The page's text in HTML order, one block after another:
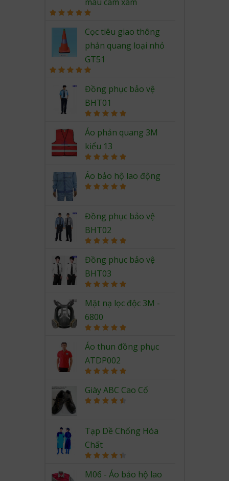
out of 5
Cọc tiêu giao thông
phản quang loại nhỏ
GT51
out of 5
Đồng phục bảo vệ
BHT01
out of 5
Áo phản quang 3M
kiểu 13
out of 5
Áo bảo hộ lao động
Đồng phục bảo vệ
BHT02
out of 5
Đồng phục bảo vệ
BHT03
out of 5
Mặt nạ lọc độc 3M -
6800
out of 5
Áo thun đồng phục
ATDP002
out of 5
Giày ABC Cao Cổ
Tạp Dề Chống Hóa
Chất
out of 5
M06 - Áo bảo hộ lao